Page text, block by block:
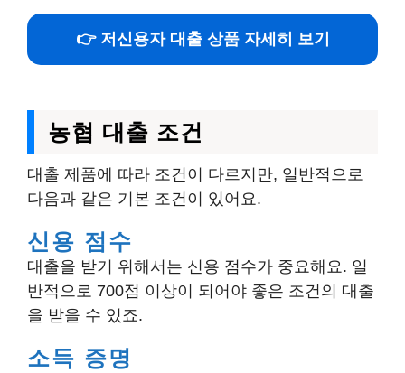
👉 저신용자 대출 상품 자세히 보기
농협 대출 조건
대출 제품에 따라 조건이 다르지만, 일반적으로
다음과 같은 기본 조건이 있어요.
신용 점수
대출을 받기 위해서는 신용 점수가 중요해요. 일
반적으로 700점 이상이 되어야 좋은 조건의 대출
을 받을 수 있죠.
소득 증명